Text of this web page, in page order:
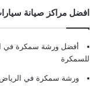
افضل مراكز صيانة
أفضل ورشة سمكرة في
للسمكرة
ورشة سمكرة في الرياض